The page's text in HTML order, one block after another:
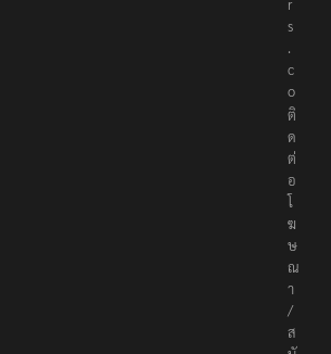
r
s
.
c
o
ติ
ด
ต่
อ
โ
ฆ
ษ
ณ
า
/
ส